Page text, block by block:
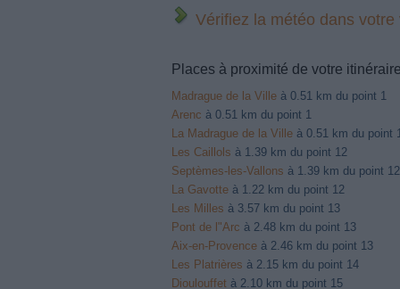
Vérifiez la météo dans votre
Places à proximité de votre
Madrague de la Ville à 0.51 km du point 1
Arenc à 0.51 km du point 1
La Madrague de la Ville à 0.51 km du point
Les Caillols à 1.39 km du point 12
Septèmes-les-Vallons à 1.39 km du point 12
La Gavotte à 1.22 km du point 12
Les Milles à 3.57 km du point 13
Pont de l"Arc à 2.48 km du point 13
Aix-en-Provence à 2.46 km du point 13
Les Platrières à 2.15 km du point 14
Dioulouffet à 2.10 km du point 15